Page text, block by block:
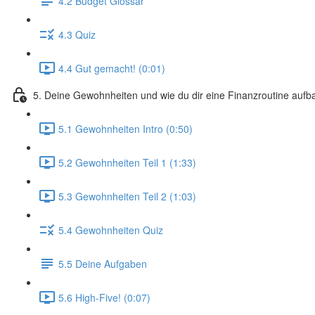
4.3 Quiz
4.4 Gut gemacht! (0:01)
5. Deine Gewohnheiten und wie du dir eine Finanzroutine
5.1 Gewohnheiten Intro (0:50)
5.2 Gewohnheiten Teil 1 (1:33)
5.3 Gewohnheiten Teil 2 (1:03)
5.4 Gewohnheiten Quiz
5.5 Deine Aufgaben
5.6 High-Five! (0:07)